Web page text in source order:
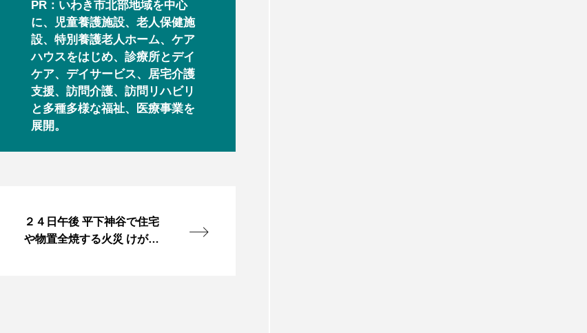
PR：いわき市北部地域を中心
に、児童養護施設、老人保健施
設、特別養護老人ホーム、ケア
ハウスをはじめ、診療所とデイ
ケア、デイサービス、居宅介護
支援、訪問介護、訪問リハビリ
と多種多様な福祉、医療事業を
展開。
２４日午後 平下神谷で住宅
や物置全焼する火災 けが人